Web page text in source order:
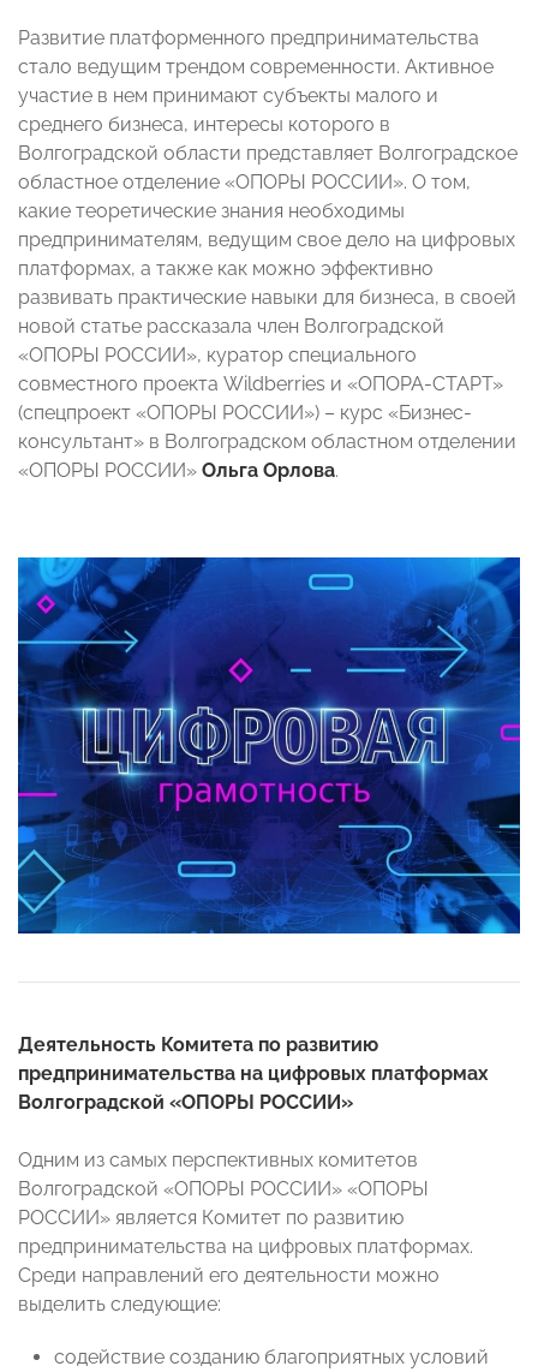
Развитие платформенного предпринимательства
стало ведущим трендом современности. Активное
участие в нем принимают субъекты малого и
среднего бизнеса, интересы которого в
Волгоградской области представляет Волгоградское
областное отделение «ОПОРЫ РОССИИ». О том,
какие теоретические знания необходимы
предпринимателям, ведущим свое дело на цифровых
платформах, а также как можно эффективно
развивать практические навыки для бизнеса, в своей
новой статье рассказала член Волгоградской
«ОПОРЫ РОССИИ», куратор специального
совместного проекта Wildberries и «ОПОРА-СТАРТ»
(спецпроект «ОПОРЫ РОССИИ») – курс «Бизнес-
консультант» в Волгоградском областном отделении
«ОПОРЫ РОССИИ» Ольга Орлова.
Деятельность Комитета по развитию
предпринимательства на цифровых платформах
Волгоградской «ОПОРЫ РОССИИ»
Одним из самых перспективных комитетов
Волгоградской «ОПОРЫ РОССИИ» «ОПОРЫ
РОССИИ» является Комитет по развитию
предпринимательства на цифровых платформах.
Среди направлений его деятельности можно
выделить следующие:
содействие созданию благоприятных условий